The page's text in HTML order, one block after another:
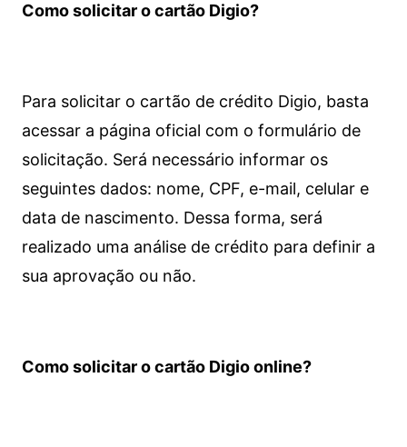
Como solicitar o cartão Digio?
Para solicitar o cartão de crédito Digio, basta
acessar a página oficial com o formulário de
solicitação. Será necessário informar os
seguintes dados: nome, CPF, e-mail, celular e
data de nascimento. Dessa forma, será
realizado uma análise de crédito para definir a
sua aprovação ou não.
Como solicitar o cartão Digio online?